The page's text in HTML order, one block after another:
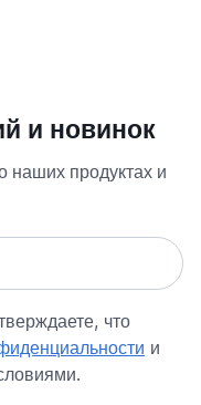
и новинок
наших продуктах и
что
и